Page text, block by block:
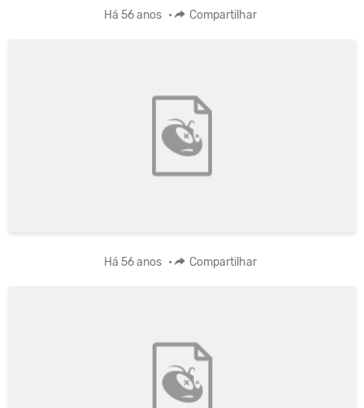
Há 56 anos • Compartilhar
Há 56 anos • Compartilhar